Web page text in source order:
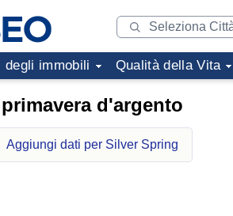
degli immobili Qualità della Vita
d'argento
Aggiungi dati per Silver Spring